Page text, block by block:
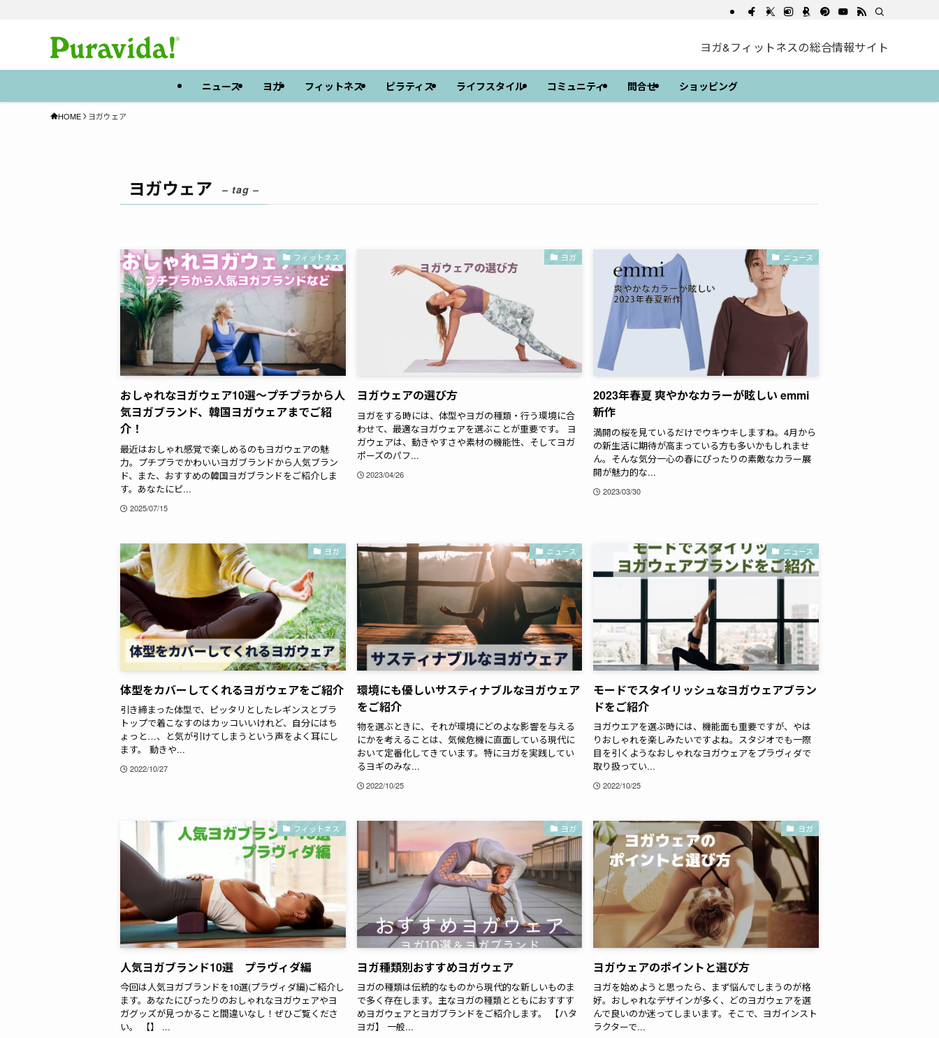
ヨガ&フィットネスの総合情報サイト
ニュース ヨガ フィットネス ピラティス ライフスタイル コミュニティ 問合せ ショッピング
HOME ヨガウェア
ヨガウェア – tag –
フィットネス
おしゃれなヨガウェア10選～プチプラから人
気ヨガブランド、韓国ヨガウェアまでご紹
介！
最近はおしゃれ感覚で楽しめるのもヨガウェアの魅
力。プチプラでかわいいヨガブランドから人気ブラン
ド、また、おすすめの韓国ヨガブランドをご紹介しま
す。あなたにピ...
2025/07/15
ヨガ
ヨガウェアの選び方
ヨガをする時には、体型やヨガの種類・行う環境に合
わせて、最適なヨガウェアを選ぶことが重要です。 ヨ
ガウェアは、動きやすさや素材の機能性、そしてヨガ
ポーズのパフ...
2023/04/26
ニュース
2023年春夏 爽やかなカラーが眩しい emmi
新作
満開の桜を見ているだけでウキウキしますね。4月から
の新生活に期待が高まっている方も多いかもしれませ
ん。そんな気分一心の春にぴったりの素敵なカラー展
開が魅力的な...
2023/03/30
ヨガ
体型をカバーしてくれるヨガウェアをご紹介
引き締まった体型で、ピッタリとしたレギンスとブラ
トップで着こなすのはカッコいいけれど、自分にはち
ょっと…、と気が引けてしまうという声をよく耳にし
ます。 動きや...
2022/10/27
ニュース
環境にも優しいサスティナブルなヨガウェア
をご紹介
物を選ぶときに、それが環境にどのよな影響を与える
にかを考えることは、気候危機に直面している現代に
おいて定番化してきています。特にヨガを実践してい
るヨギのみな...
2022/10/25
ニュース
モードでスタイリッシュなヨガウェアブラン
ドをご紹介
ヨガウエアを選ぶ時には、機能面も重要ですが、やは
りおしゃれを楽しみたいですよね。スタジオでも一際
目を引くようなおしゃれなヨガウェアをプラヴィダで
取り扱ってい...
2022/10/25
フィットネス
人気ヨガブランド10選 プラヴィダ編
今回は人気ヨガブランドを10選(プラヴィダ編)ご紹介し
ます。あなたにぴったりのおしゃれなヨガウェアやヨ
ガグッズが見つかること間違いなし！ぜひご覧くださ
い。 【】 ...
ヨガ
ヨガ種類別おすすめヨガウェア
ヨガの種類は伝統的なものから現代的な新しいものま
で多く存在します。主なヨガの種類とともにおすすす
めヨガウェアとヨガブランドをご紹介します。 【ハタ
ヨガ】 一般...
ヨガ
ヨガウェアのポイントと選び方
ヨガを始めようと思ったら、まず悩んでしまうのが格
好。おしゃれなデザインが多く、どのヨガウェアを選
んで良いのか迷ってしまいます。そこで、ヨガインスト
ラクターで...